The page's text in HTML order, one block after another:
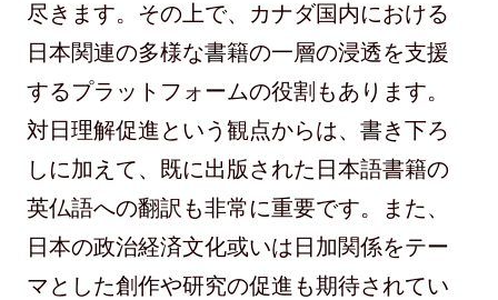
尽きます。その上で、カナダ国内における
日本関連の多様な書籍の一層の浸透を支援
するプラットフォームの役割もあります。
対日理解促進という観点からは、書き下ろ
しに加えて、既に出版された日本語書籍の
英仏語への翻訳も非常に重要です。また、
日本の政治経済文化或いは日加関係をテー
マとした創作や研究の促進も期待されてい